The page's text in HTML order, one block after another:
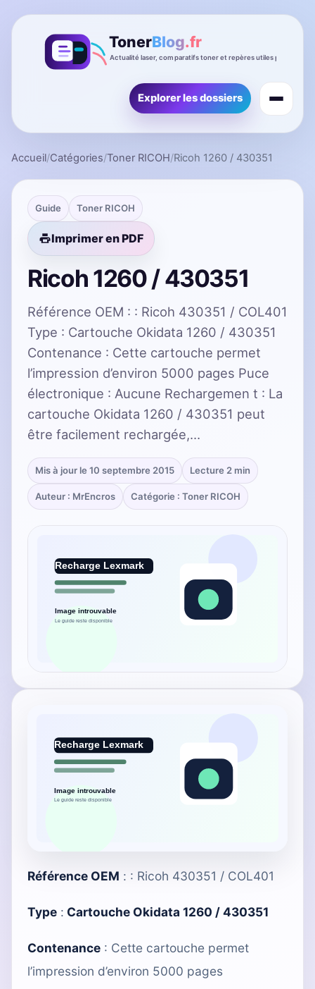
Explorer les dossiers
Accueil/Catégories/Toner RICOH/Ricoh 1260 / 430351
Guide Toner RICOH
Imprimer en PDF
Ricoh 1260 / 430351
Référence OEM : : Ricoh 430351 / COL401
Type : Cartouche Okidata 1260 / 430351
Contenance : Cette cartouche permet
l’impression d’environ 5000 pages Puce
électronique : Aucune Rechargemen t : La
cartouche Okidata 1260 / 430351 peut
être facilement rechargée,…
Mis à jour le 10 septembre 2015 Lecture 2 min
Auteur : MrEncros Catégorie : Toner RICOH
Référence OEM : : Ricoh 430351 / COL401
Type : Cartouche Okidata 1260 / 430351
Contenance : Cette cartouche permet
l’impression d’environ 5000 pages